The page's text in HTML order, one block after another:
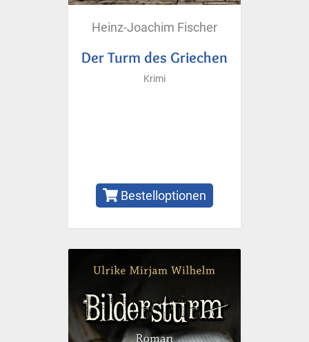
Heinz-Joachim Fischer
Der Turm des Griechen
Krimi
Bestelloptionen